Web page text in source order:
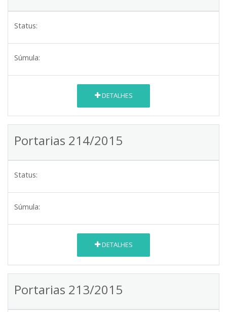
Status:
Súmula:
DETALHES
Portarias 214/2015
Status:
Súmula:
DETALHES
Portarias 213/2015